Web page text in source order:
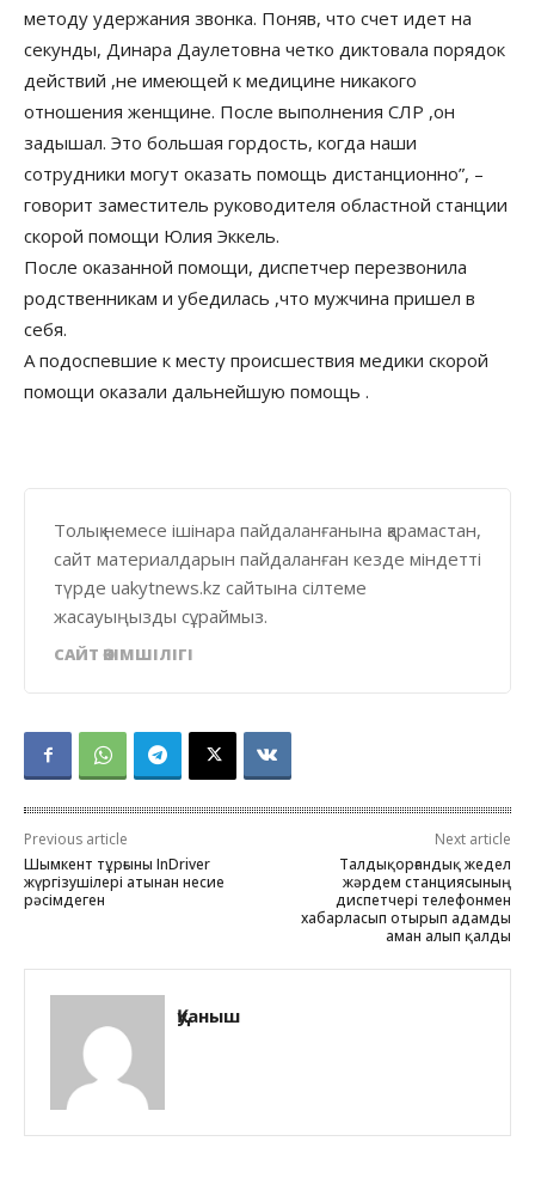
методу удержания звонка. Поняв, что счет идет на
секунды, Динара Даулетовна четко диктовала порядок
действий ,не имеющей к медицине никакого
отношения женщине. После выполнения СЛР ,он
задышал. Это большая гордость, когда наши
сотрудники могут оказать помощь дистанционно”, –
говорит заместитель руководителя областной станции
скорой помощи Юлия Эккель.
После оказанной помощи, диспетчер перезвонила
родственникам и убедилась ,что мужчина пришел в
себя.
А подоспевшие к месту происшествия медики скорой
помощи оказали дальнейшую помощь .
Толық немесе ішінара пайдаланғанына қарамастан,
сайт материалдарын пайдаланған кезде міндетті
түрде uakytnews.kz сайтына сілтеме
жасауыңызды сұраймыз.
САЙТ ӘКІМШІЛІГІ
Previous article
Шымкент тұрғыны InDriver
жүргізушілері атынан несие
рәсімдеген
Next article
Талдықорғандық жедел
жәрдем станциясының
диспетчері телефонмен
хабарласып отырып адамды
аман алып қалды
Қуаныш